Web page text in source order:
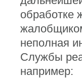
обработке
неполная
Службы
например: